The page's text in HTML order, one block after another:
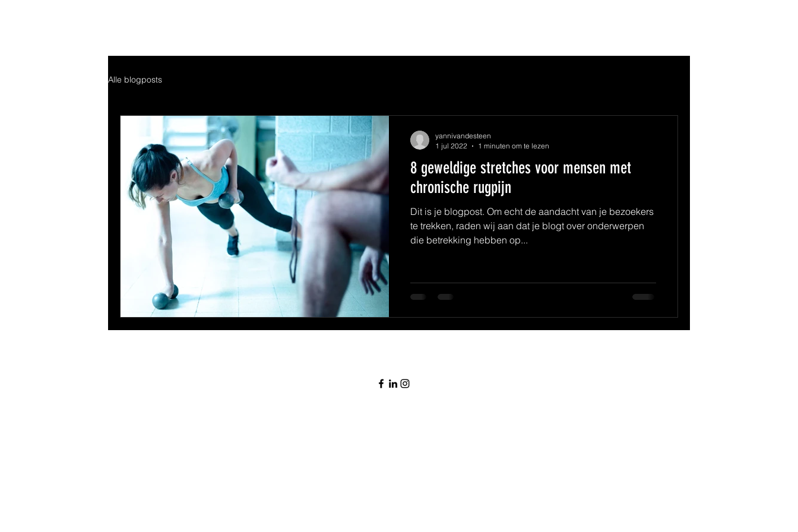
Alle blogposts
8 geweldige stretches voor mensen met
chronische rugpijn
Dit is je blogpost. Om echt de aandacht van je bezoekers
te trekken, raden wij aan dat je blogt over onderwerpen
die betrekking hebben op...
yannivandesteen
1 jul 2022
1 minuten om te lezen